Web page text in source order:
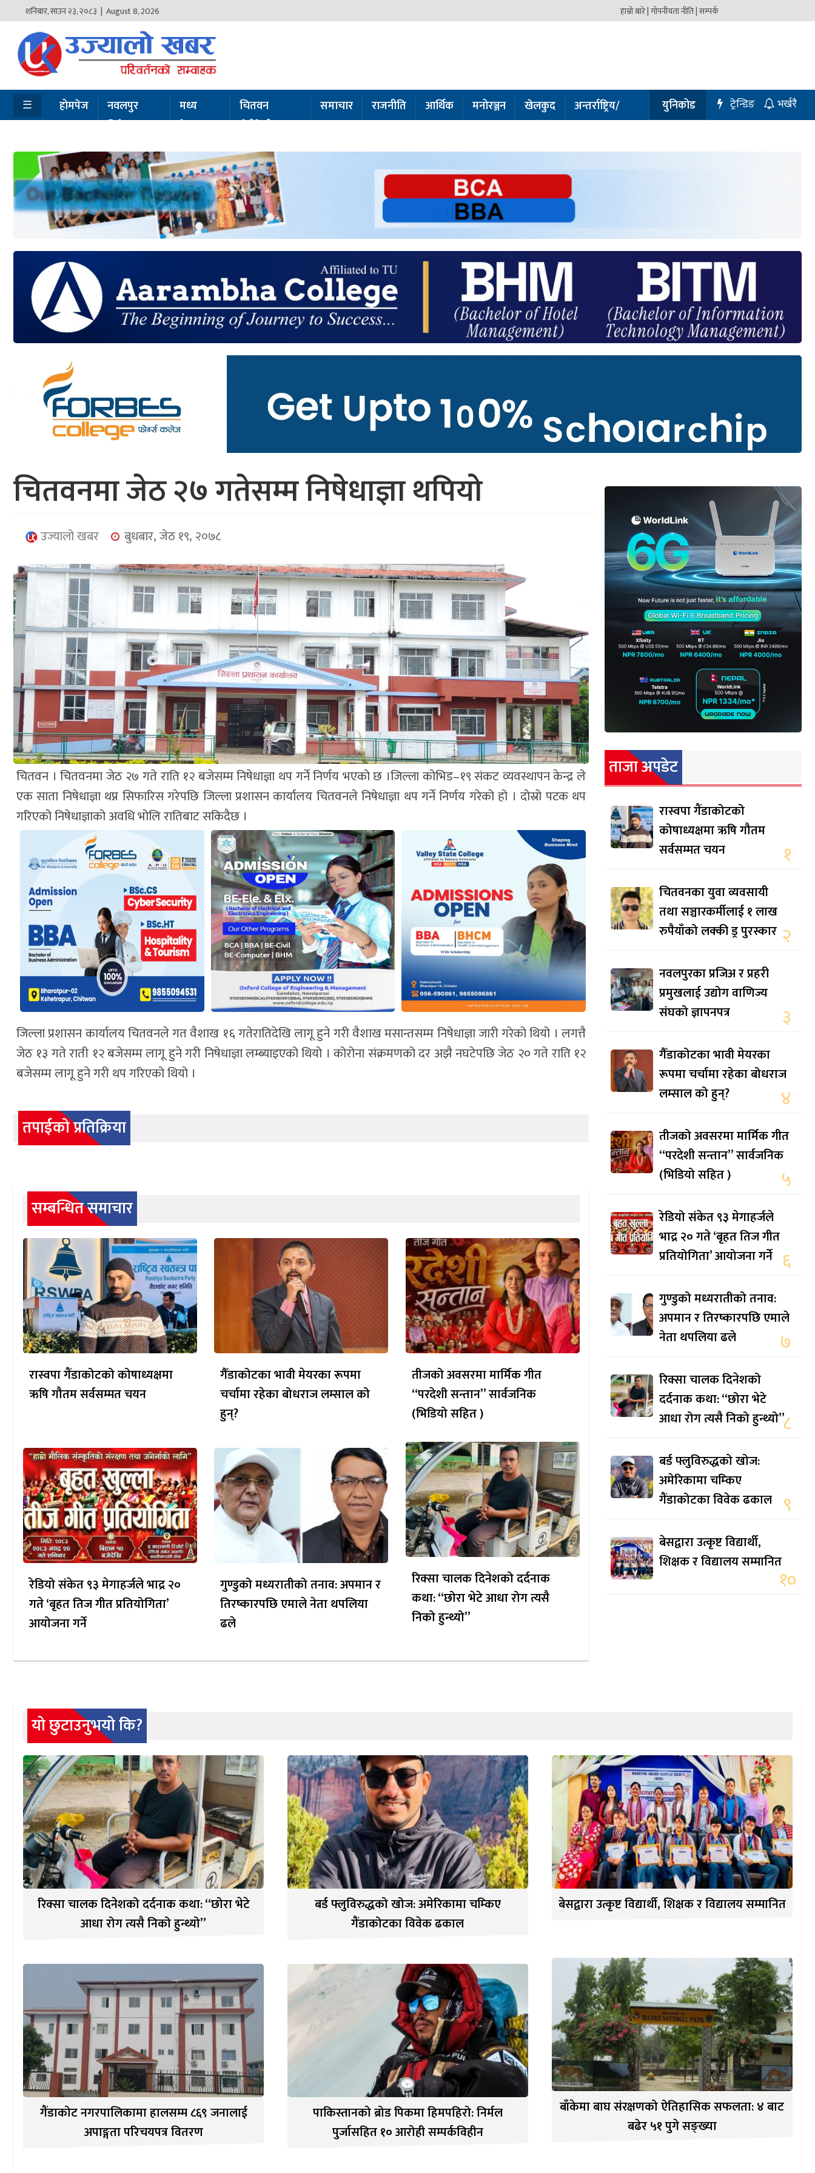
हाम्रो बारे |गोपनीयता नीति |सम्पर्क
शनिबार,साउन२३,२०८३ | August 8, 2026
होमपेज
नवलपुर
विशेष
चितवन
सेरोफेरो
राजनीति
आर्थिक
मनोरञ्जन
युनिकोड
☰ होमपेज
नवलपुर
विशेष
मध्य
नेपाल
चितवन
सेरोफेरो
समाचार राजनीति आर्थिक मनोरञ्जन खेलकुद
अन्तर्राष्ट्रिय/
प्रबास
युनिकोड भर्खरै
ट्रेन्डिङ
चितवनमा जेठ २७ गतेसम्म निषेधाज्ञा थपियो
उज्यालो खबर बुधबार, जेठ १९, २०७८
चितवन । चितवनमा जेठ २७ गते राति १२ बजेसम्म निषेधाज्ञा थप गर्ने निर्णय भएको छ ।जिल्ला कोभिड–१९ संकट व्यवस्थापन केन्द्र ले
एक साता निषेधाज्ञा थप्न सिफारिस गरेपछि जिल्ला प्रशासन कार्यालय चितवनले निषेधाज्ञा थप गर्ने निर्णय गरेको हो । दोस्रो पटक थप
गरिएको निषेधाज्ञाको अवधि भोलि रातिबाट सकिदैछ ।
जिल्ला प्रशासन कार्यालय चितवनले गत वैशाख १६ गतेरातिदेखि लागू हुने गरी वैशाख मसान्तसम्म निषेधाज्ञा जारी गरेको थियो । लगत्तै
जेठ १३ गते राती १२ बजेसम्म लागू हुने गरी निषेधाज्ञा लम्ब्याइएको थियो । कोरोना संक्रमणको दर अझै नघटेपछि जेठ २० गते राति १२
बजेसम्म लागू हुने गरी थप गरिएको थियो ।
तपाईको प्रतिक्रिया
सम्बन्धित समाचार
रास्वपा गैंडाकोटको कोषाध्यक्षमा
ऋषि गौतम सर्वसम्मत चयन
गैँडाकोटका भावी मेयरका रूपमा
चर्चामा रहेका बोधराज लम्साल को
हुन्?
तीजको अवसरमा मार्मिक गीत
“परदेशी सन्तान” सार्वजनिक
(भिडियो सहित )
रेडियो संकेत ९३ मेगाहर्जले भाद्र २०
गते ‘बृहत तिज गीत प्रतियोगिता’
आयोजना गर्ने
गुण्डुको मध्यरातीको तनाव: अपमान र
तिरष्कारपछि एमाले नेता थपलिया
ढले
रिक्सा चालक दिनेशको दर्दनाक
कथा: “छोरा भेटे आधा रोग त्यसै
निको हुन्थ्यो”
ताजा अपडेट
रास्वपा गैंडाकोटको
कोषाध्यक्षमा ऋषि गौतम
सर्वसम्मत चयन
१
चितवनका युवा व्यवसायी
तथा सञ्चारकर्मीलाई १ लाख
रुपैयाँको लक्की ड्र पुरस्कार २
नवलपुरका प्रजिअ र प्रहरी
प्रमुखलाई उद्योग वाणिज्य
संघको ज्ञापनपत्र
३
गैँडाकोटका भावी मेयरका
रूपमा चर्चामा रहेका बोधराज
लम्साल को हुन्?
४
तीजको अवसरमा मार्मिक गीत
“परदेशी सन्तान” सार्वजनिक
(भिडियो सहित )
५
रेडियो संकेत ९३ मेगाहर्जले
भाद्र २० गते ‘बृहत तिज गीत
प्रतियोगिता’ आयोजना गर्ने ६
गुण्डुको मध्यरातीको तनाव:
अपमान र तिरष्कारपछि एमाले
नेता थपलिया ढले
७
रिक्सा चालक दिनेशको
दर्दनाक कथा: “छोरा भेटे
आधा रोग त्यसै निको हुन्थ्यो”८
बर्ड फ्लुविरुद्धको खोज:
अमेरिकामा चम्किए
गैंडाकोटका विवेक ढकाल ९
बेसद्वारा उत्कृष्ट विद्यार्थी,
शिक्षक र विद्यालय सम्मानित
१०
यो छुटाउनुभयो कि?
रिक्सा चालक दिनेशको दर्दनाक कथा: “छोरा भेटे
आधा रोग त्यसै निको हुन्थ्यो”
बर्ड फ्लुविरुद्धको खोज: अमेरिकामा चम्किए
गैंडाकोटका विवेक ढकाल
बेसद्वारा उत्कृष्ट विद्यार्थी, शिक्षक र विद्यालय सम्मानित
गैंडाकोट नगरपालिकामा हालसम्म ८६९ जनालाई
अपाङ्गता परिचयपत्र वितरण
पाकिस्तानको ब्रोड पिकमा हिमपहिरो: निर्मल
पुर्जासहित १० आरोही सम्पर्कविहीन
बाँकेमा बाघ संरक्षणको ऐतिहासिक सफलता: ४ बाट
बढेर ५१ पुगे सङ्ख्या